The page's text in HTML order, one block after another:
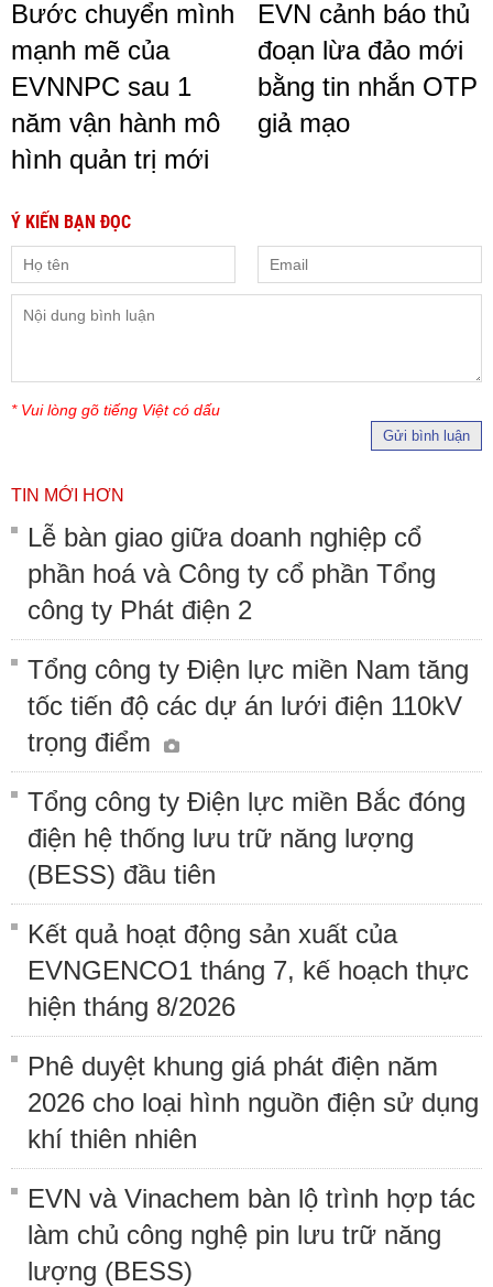
Bước chuyển mình
mạnh mẽ của
EVNNPC sau 1
năm vận hành mô
hình quản trị mới
EVN cảnh báo thủ
đoạn lừa đảo mới
bằng tin nhắn OTP
giả mạo
Ý KIẾN BẠN ĐỌC
* Vui lòng gõ tiếng Việt có dấu
Gửi bình luận
TIN MỚI HƠN
Lễ bàn giao giữa doanh nghiệp cổ
phần hoá và Công ty cổ phần Tổng
công ty Phát điện 2
Tổng công ty Điện lực miền Nam tăng
tốc tiến độ các dự án lưới điện 110kV
trọng điểm
Tổng công ty Điện lực miền Bắc đóng
điện hệ thống lưu trữ năng lượng
(BESS) đầu tiên
Kết quả hoạt động sản xuất của
EVNGENCO1 tháng 7, kế hoạch thực
hiện tháng 8/2026
Phê duyệt khung giá phát điện năm
2026 cho loại hình nguồn điện sử dụng
khí thiên nhiên
EVN và Vinachem bàn lộ trình hợp tác
làm chủ công nghệ pin lưu trữ năng
lượng (BESS)